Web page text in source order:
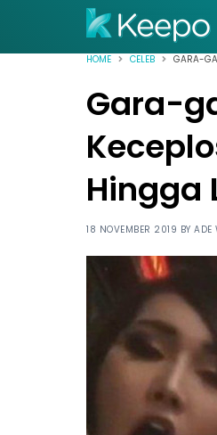
HOME CELEB GARA-
Gara-
Hingga
18 NOVEMBER 2019 BY ADE